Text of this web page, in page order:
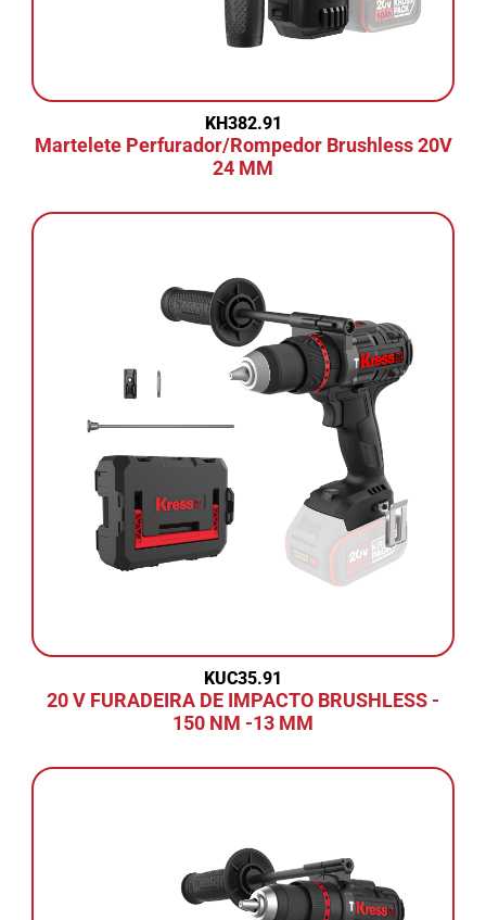
KH382.91
Martelete Perfurador/Rompedor Brushless 20V
24 MM
KUC35.91
20 V FURADEIRA DE IMPACTO BRUSHLESS -
150 NM -13 MM